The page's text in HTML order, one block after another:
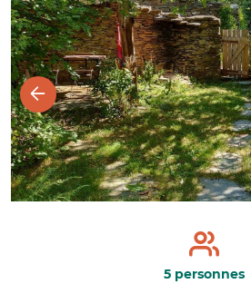
5 personnes